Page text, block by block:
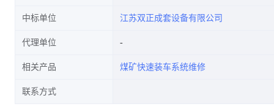
中标单位 江苏双正成套设备有限公司
代理单位
相关产品 煤矿快速装车系统维修
联系方式